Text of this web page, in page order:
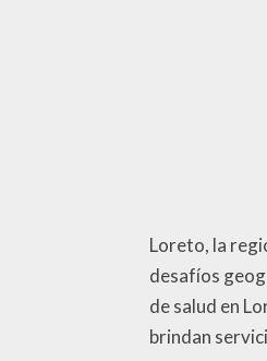
Loreto, la
desafíos
de salud en
brindan